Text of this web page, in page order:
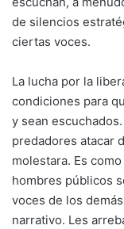
de silencios
ciertas voces.
La lucha por la
condiciones para
y sean
predadores atacar
molestara. Es
hombres públicos
voces de los
narrativo. Les